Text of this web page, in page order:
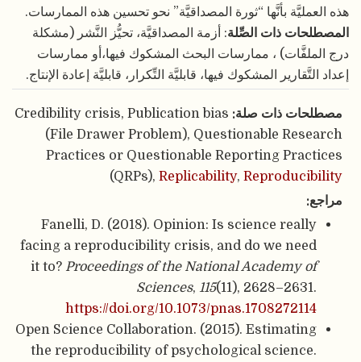
هذه العمليَّة بأنَّها “ثورة المصداقيَّة” نحو تحسين هذه الممارسات.
المصطلحات ذات الصِّلة: أزمة المصداقيَّة، تحيُّز النَّشر (مشكلة
درج الملفَّات) ، ممارسات البحث المشكوك فيها،أو ممارسات
إعداد التَّقارير المشكوك فيها، قابليَّة التِّكرار، قابليَّة إعادة الإنتاج.
مصطلحات ذات صلة: Credibility crisis, Publication bias
(File Drawer Problem), Questionable Research
Practices or Questionable Reporting Practices
(QRPs), Replicability, Reproducibility
مراجع:
Fanelli, D. (2018). Opinion: Is science really
facing a reproducibility crisis, and do we need
it to? Proceedings of the National Academy of
Sciences, 115(11), 2628–2631.
https://doi.org/10.1073/pnas.1708272114
Open Science Collaboration. (2015). Estimating
the reproducibility of psychological science.